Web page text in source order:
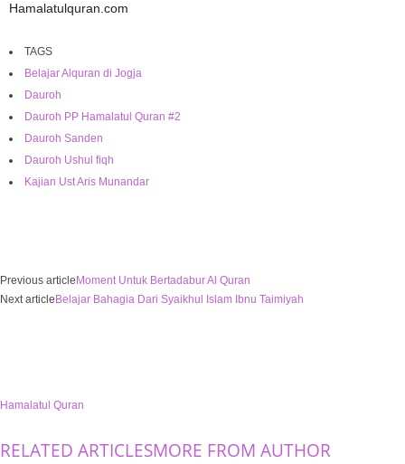
Hamalatulquran.com
TAGS
Belajar Alquran di Jogja
Dauroh
Dauroh PP Hamalatul Quran #2
Dauroh Sanden
Dauroh Ushul fiqh
Kajian Ust Aris Munandar
Previous article Moment Untuk Bertadabur Al Quran
Next article Belajar Bahagia Dari Syaikhul Islam Ibnu Taimiyah
Hamalatul Quran
RELATED ARTICLESMORE FROM AUTHOR